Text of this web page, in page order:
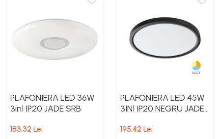
PLAFONIERA LED 36W
3in1 IP20 JADE SRB
183,32 Lei
PLAFONIERA LED 45W
3IN1 IP20 NEGRU JADE
195,42 Lei